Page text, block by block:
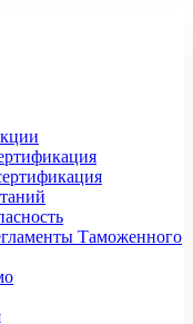
Таможенного